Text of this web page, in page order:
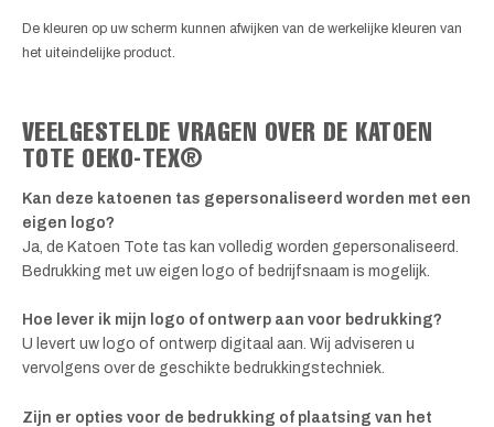
De kleuren op uw scherm kunnen afwijken van de werkelijke kleuren van
het uiteindelijke product.
VEELGESTELDE VRAGEN OVER DE KATOEN
TOTE OEKO-TEX®
Kan deze katoenen tas gepersonaliseerd worden met een
eigen logo?
Ja, de Katoen Tote tas kan volledig worden gepersonaliseerd.
Bedrukking met uw eigen logo of bedrijfsnaam is mogelijk.
Hoe lever ik mijn logo of ontwerp aan voor bedrukking?
U levert uw logo of ontwerp digitaal aan. Wij adviseren u
vervolgens over de geschikte bedrukkingstechniek.
Zijn er opties voor de bedrukking of plaatsing van het